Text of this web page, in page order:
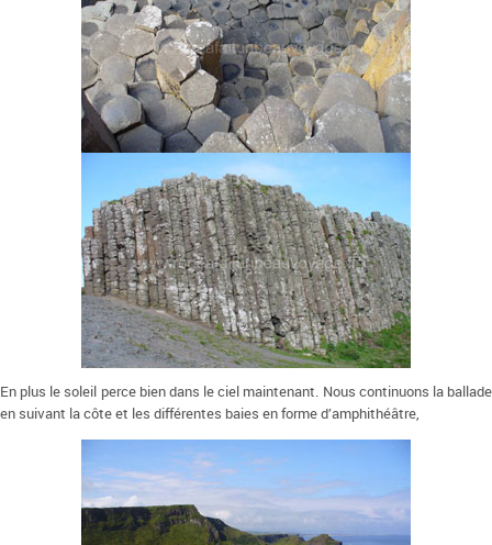
En plus le soleil perce bien dans le ciel maintenant. Nous continuons la ballade
en suivant la côte et les différentes baies en forme d’amphithéâtre,